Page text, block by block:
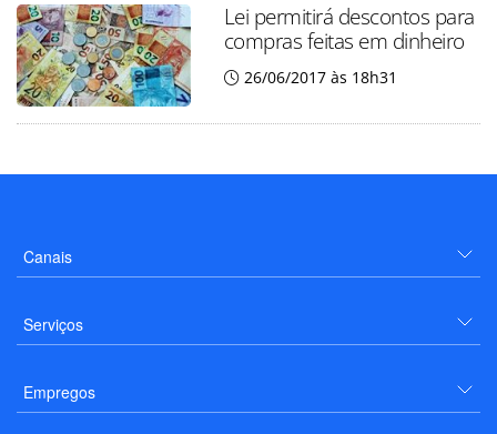
Lei permitirá descontos para
compras feitas em dinheiro
26/06/2017 às 18h31
Canais
Serviços
Empregos